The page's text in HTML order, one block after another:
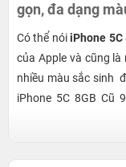
gọn, đa dạng
Có thể nóiiPhone 5C
của Apple và cũng
nhiều màu sắc sinh
iPhone 5C 8GB Cũ